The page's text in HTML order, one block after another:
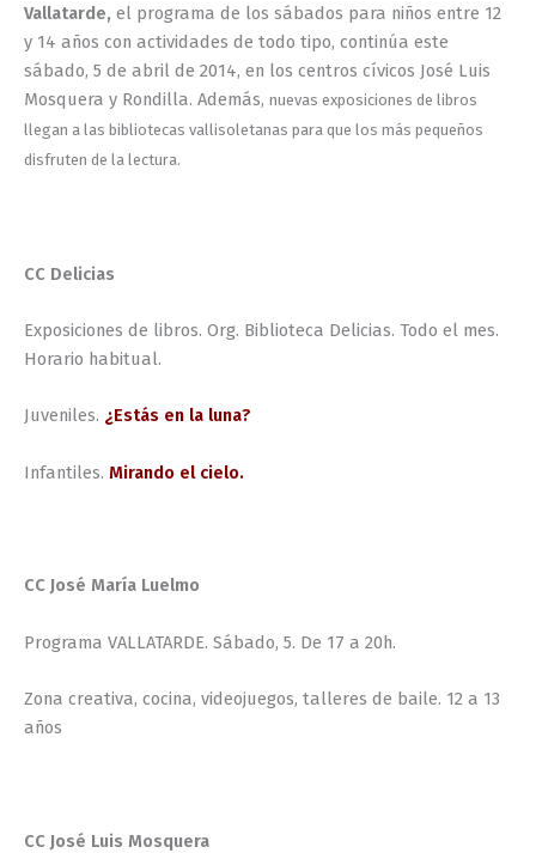
Vallatarde, el programa de los sábados para niños entre 12
y 14 años con actividades de todo tipo, continúa este
sábado, 5 de abril de 2014, en los centros cívicos José Luis
Mosquera y Rondilla. Además, nuevas exposiciones de libros
llegan a las bibliotecas vallisoletanas para que los más pequeños
disfruten de la lectura.
CC Delicias
Exposiciones de libros. Org. Biblioteca Delicias. Todo el mes.
Horario habitual.
Juveniles. ¿Estás en la luna?
Infantiles. Mirando el cielo.
CC José María Luelmo
Programa VALLATARDE. Sábado, 5. De 17 a 20h.
Zona creativa, cocina, videojuegos, talleres de baile. 12 a 13
años
CC José Luis Mosquera